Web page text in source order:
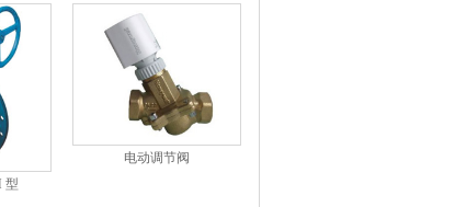
型
电动调节阀